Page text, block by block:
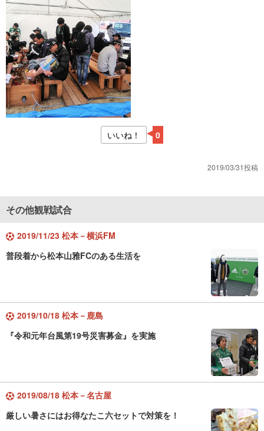
いいね！ 0
2019/03/31投稿
その他観戦試合
2019/11/23 松本－横浜FM
普段着から松本山雅FCのある生活を
2019/10/18 松本－鹿島
『令和元年台風第19号災害募金』を実施
2019/08/18 松本－名古屋
厳しい暑さにはお得なたこ六セットで対策を！